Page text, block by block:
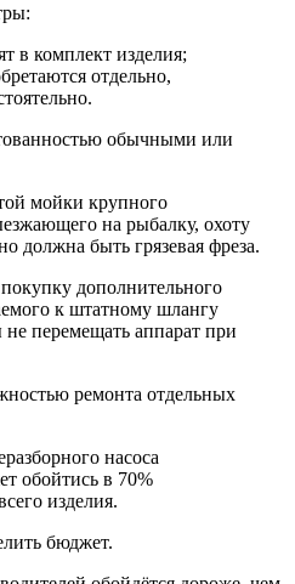
в комплект изделия;
отдельно,
обычными или
мойки крупного
на рыбалку, охоту
должна быть грязевая фреза.
дополнительного
к штатному шлангу
перемещать аппарат при
ремонта отдельных
насоса
обойтись в 70%
изделия.
бюджет.